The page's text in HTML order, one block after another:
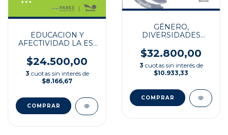
EDUCACION Y
AFECTIVIDAD LA ESI
ESCUELA
$24.500,00
3 cuotas sin interés de
$8.166,67
GÉNERO,
DIVERSIDADES
$32.800,00
3 cuotas sin interés de
$10.933,33